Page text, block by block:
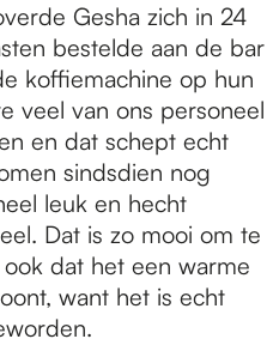
Gesha zich in 24
bestelde aan de bar
koffiemachine op hun
veel van ons personeel
en dat schept echt
sindsdien nog
leuk en hecht
Dat is zo mooi om te
dat het een warme
want het is echt